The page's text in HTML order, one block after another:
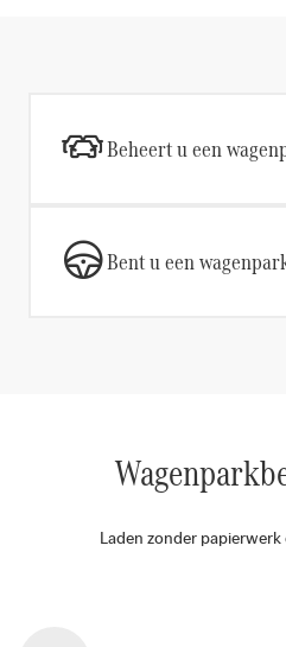
Beheert u een
Bent u een
Laden zonder